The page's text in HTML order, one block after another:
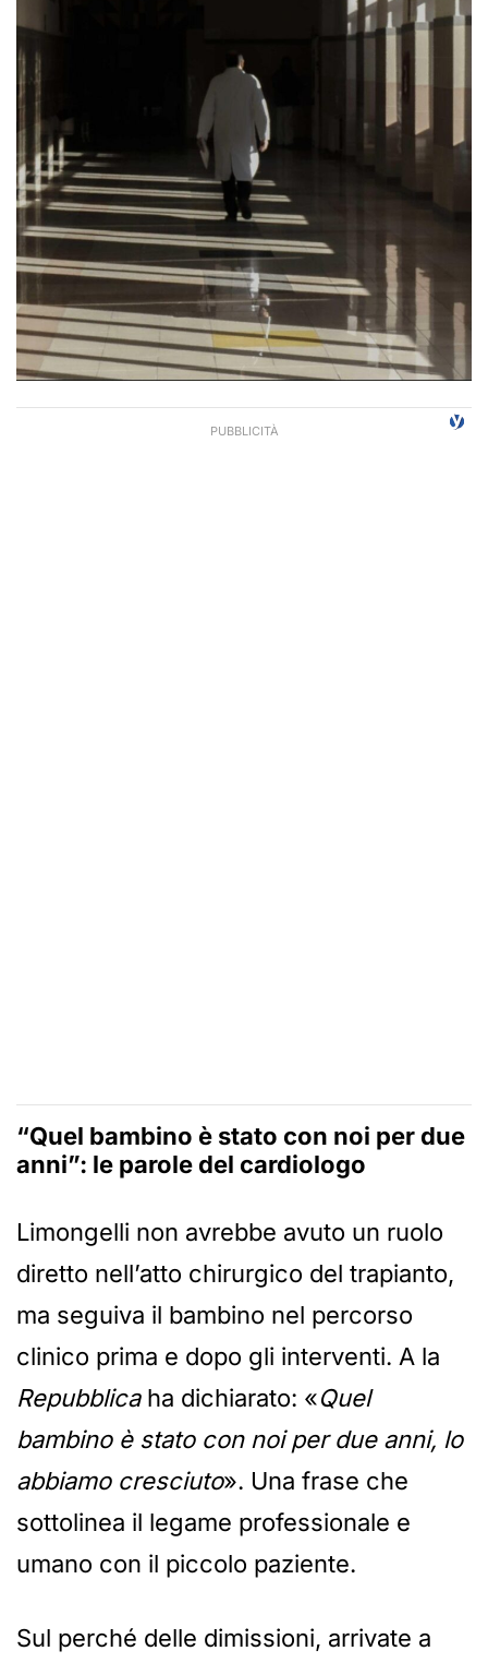
“Quel bambino è stato con noi per due
anni”: le parole del cardiologo
Limongelli non avrebbe avuto un ruolo
diretto nell’atto chirurgico del trapianto,
ma seguiva il bambino nel percorso
clinico prima e dopo gli interventi. A la
Repubblicaha dichiarato: «Quel
bambino è stato con noi per due anni, lo
abbiamo cresciuto». Una frase che
sottolinea il legame professionale e
umano con il piccolo paziente.
Sul perché delle dimissioni, arrivate a